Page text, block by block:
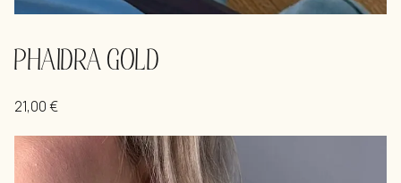
PHAIDRA GOLD
21,00€